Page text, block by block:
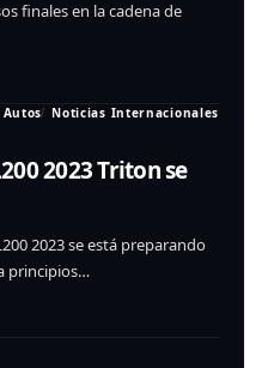
finales en la cadena de
Autos
Noticias Internacionales
2023 Triton se
2023 se está preparando
principios…